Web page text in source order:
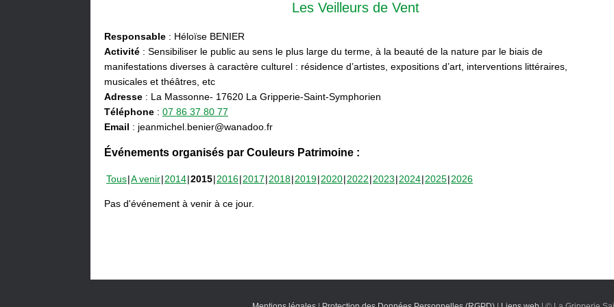
Les Veilleurs de Vent
Responsable : Héloïse BENIER
Activité : Sensibiliser le public au sens le plus large du terme, à la beauté de la nature par le biais de
manifestations diverses à caractère culturel : résidence d’artistes, expositions d’art, interventions littéraires,
musicales et théâtres, etc
Adresse : La Massonne- 17620 La Gripperie-Saint-Symphorien
Téléphone : 07 86 37 80 77
Email : jeanmichel.benier@wanadoo.fr
Événements organisés par Couleurs Patrimoine :
Tous A venir 2014 2015 2016 2017 2018 2019 2020 2022 2023 2024 2025 2026
Pas d'événement à venir à ce jour.